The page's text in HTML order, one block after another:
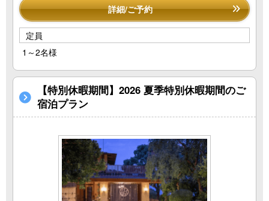
詳細/ご予約
定員
1～2名様
【特別休暇期間】2026 夏季特別休暇期間のご
宿泊プラン